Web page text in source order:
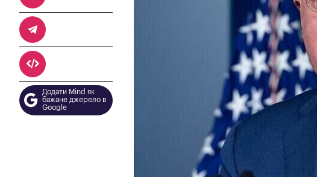
Додати Mind як
бажане джерело в
Google